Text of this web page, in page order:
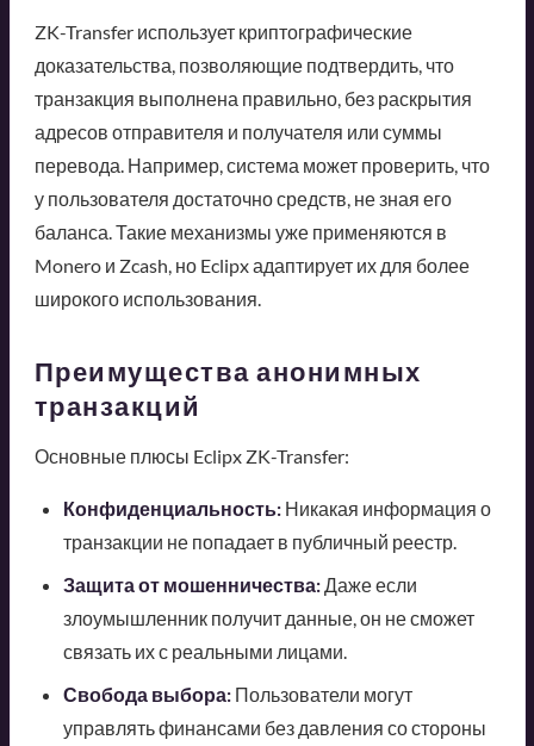
ZK-Transfer использует криптографические
доказательства, позволяющие подтвердить, что
транзакция выполнена правильно, без раскрытия
адресов отправителя и получателя или суммы
перевода. Например, система может проверить, что
у пользователя достаточно средств, не зная его
баланса. Такие механизмы уже применяются в
Monero и Zcash, но Eclipx адаптирует их для более
широкого использования.
Преимущества анонимных
транзакций
Основные плюсы Eclipx ZK-Transfer:
Конфиденциальность:Никакая информация о
транзакции не попадает в публичный реестр.
Защита от мошенничества:Даже если
злоумышленник получит данные, он не сможет
связать их с реальными лицами.
Свобода выбора:Пользователи могут
управлять финансами без давления со стороны